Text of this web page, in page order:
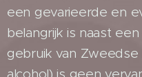
een gevarieerde en
belangrijk is naast
gebruik van
alcohol) is geen